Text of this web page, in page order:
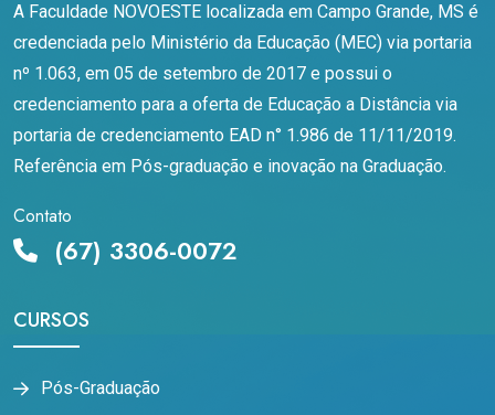
A Faculdade NOVOESTE localizada em Campo Grande, MS é
credenciada pelo Ministério da Educação (MEC) via portaria
nº 1.063, em 05 de setembro de 2017 e possui o
credenciamento para a oferta de Educação a Distância via
portaria de credenciamento EAD n° 1.986 de 11/11/2019.
Referência em Pós-graduação e inovação na Graduação.
Contato
(67) 3306-0072
CURSOS
Pós-Graduação